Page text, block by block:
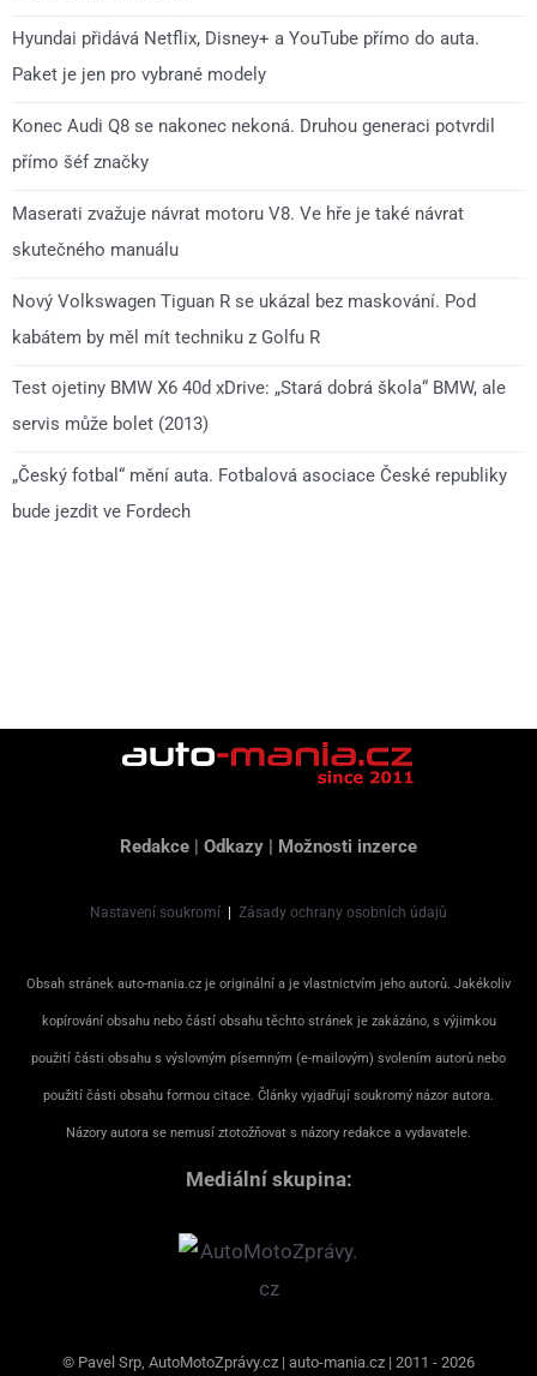
Hyundai přidává Netflix, Disney+ a YouTube přímo do auta.
Paket je jen pro vybrané modely
Konec Audi Q8 se nakonec nekoná. Druhou generaci potvrdil
přímo šéf značky
Maserati zvažuje návrat motoru V8. Ve hře je také návrat
skutečného manuálu
Nový Volkswagen Tiguan R se ukázal bez maskování. Pod
kabátem by měl mít techniku z Golfu R
Test ojetiny BMW X6 40d xDrive: „Stará dobrá škola“ BMW, ale
servis může bolet (2013)
„Český fotbal“ mění auta. Fotbalová asociace České republiky
bude jezdit ve Fordech
Redakce | Odkazy | Možnosti inzerce
Nastavení soukromí Zásady ochrany osobních údajů
Obsah stránek auto-mania.cz je originální a je vlastnictvím jeho autorů. Jakékoliv
kopírování obsahu nebo částí obsahu těchto stránek je zakázáno, s výjimkou
použití části obsahu s výslovným písemným (e-mailovým) svolením autorů nebo
použití části obsahu formou citace. Články vyjadřují soukromý názor autora.
Názory autora se nemusí ztotožňovat s názory redakce a vydavatele.
Mediální skupina:
© Pavel Srp, AutoMotoZprávy.cz | auto-mania.cz | 2011 - 2026